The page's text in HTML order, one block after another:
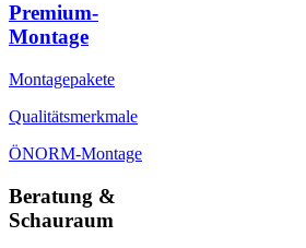
Premium-
Montage
Montagepakete
Qualitätsmerkmale
ÖNORM-Montage
Beratung &
Schauraum